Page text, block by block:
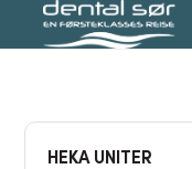
HEKA UNITER